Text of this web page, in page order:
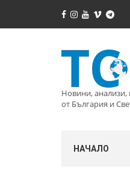
Новини,
от България и
НАЧАЛО